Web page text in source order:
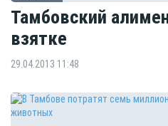
Тамбовский
взятке
29.04.2013 11:48